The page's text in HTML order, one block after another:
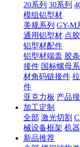
20系列 30系列
模组铝型材
美规系列 GY-M
通用铝型材 点
铝型材配件
铝型材端盖 胶
接件 国标螺母系
材角码链接件
件
亚克力板 产品
加工定制
全部 激光切割
械设备框架 机
新品推荐